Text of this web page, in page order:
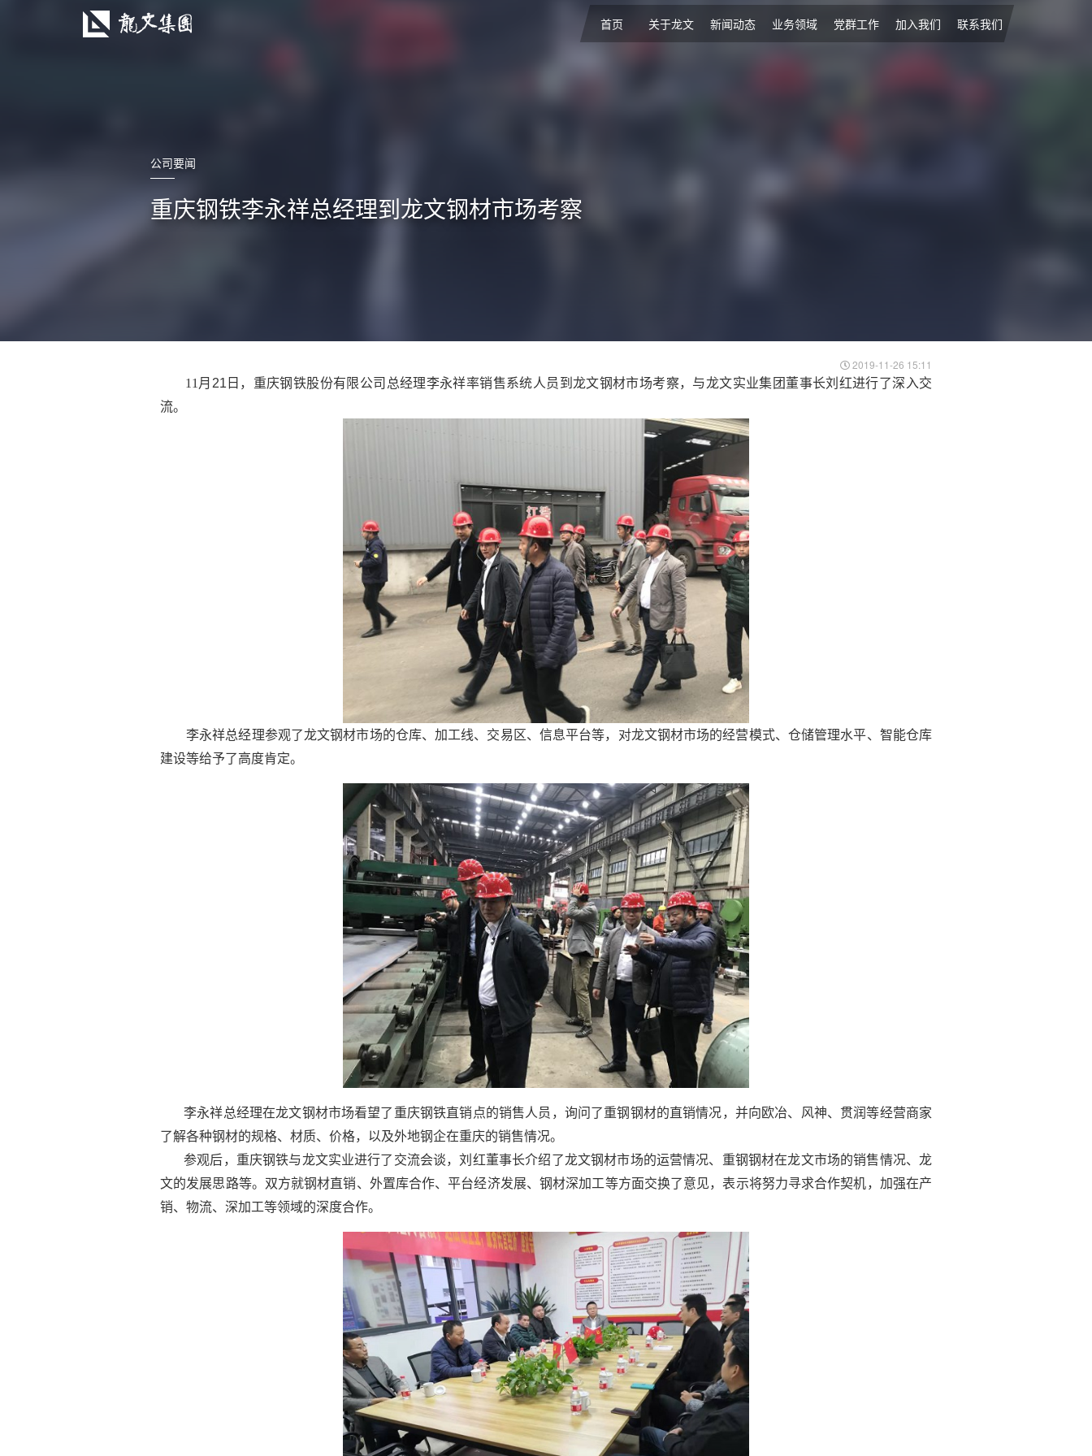
首页 关于龙文 新闻动态 业务领域 党群工作 加入我们 联系我们
公司要闻
重庆钢铁李永祥总经理到龙文钢材市场考察
2019-11-26 15:11
11 月 21 日，重庆钢铁股份有限公司总经理李永祥率销售系统人员到龙文钢材市场考察，与龙文实业集团董事长刘红进行了深入交
流。
李永祥总经理参观了龙文钢材市场的仓库、加工线、交易区、信息平台等，对龙文钢材市场的经营模式、仓储管理水平、智能仓库
建设等给予了高度肯定。
李永祥总经理在龙文钢材市场看望了重庆钢铁直销点的销售人员 ，询问了重钢钢材的直销情况，并向欧冶、风神、贯润等经营商家
了解各种钢材的规格、材质、价格，以及外地钢企在重庆的销售情况。
参观后，重庆钢铁与龙文实业进行了交流会谈，刘红董事长介绍了龙文钢材市场的运营情况、重钢钢材在龙文市场的销售情况、龙
文的发展思路等。双方就钢材直销、外置库合作、平台经济发展、钢材深加工等方面交换了意见，表示将努力寻求合作契机，加强在产
销、物流、深加工等领域的深度合作。